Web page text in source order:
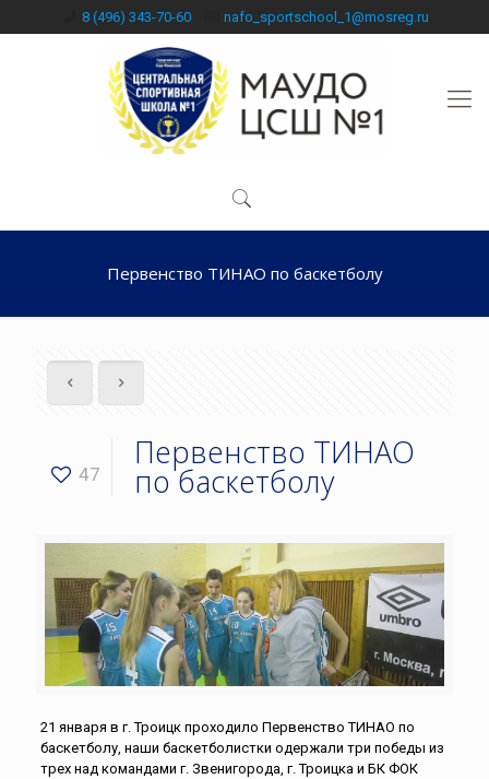
8 (496) 343-70-60 nafo_sportschool_1@mosreg.ru
Первенство ТИНАО по баскетболу
47
Первенство ТИНАО
по баскетболу
21 января в г. Троицк проходило Первенство ТИНАО по
баскетболу, наши баскетболистки одержали три победы из
трех над командами г. Звенигорода, г. Троицка и БК ФОК